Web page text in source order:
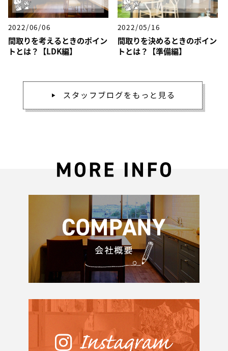
2022/06/06
間取りを考えるときのポイン
トとは？【LDK編】
2022/05/16
間取りを決めるときのポイン
トとは？【準備編】